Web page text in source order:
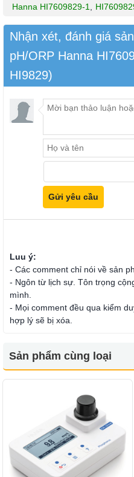
Hanna HI7609829-1,
Nhận xét, đánh giá
pH/ORP Hanna
HI9829)
Luu ý:
- Các comment chỉ nói về sản
- Ngôn từ lịch sự. Tôn trọng
mình.
- Mọi comment đều qua kiểm
hợp lý sẽ bị xóa.
Sản phẩm cùng loại